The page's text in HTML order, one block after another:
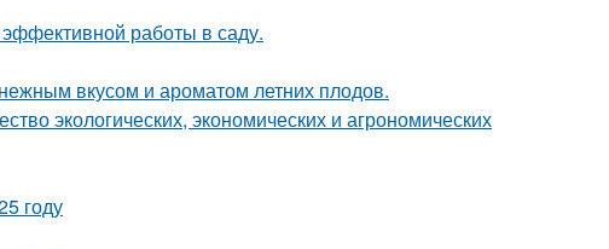
работы в саду.
вкусом и ароматом летних плодов.
экологических, экономических и агрономических
году